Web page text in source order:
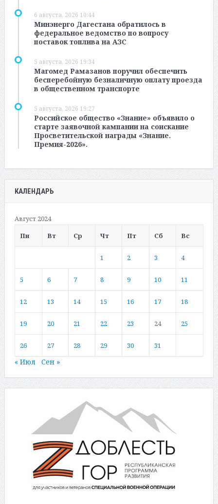
6 августа, 2026 10:44
Минэнерго Дагестана обратилось в
федеральное ведомство по вопросу
поставок топлива на АЗС
5 августа, 2026 19:34
Магомед Рамазанов поручил обеспечить
бесперебойную безналичную оплату проезда
в общественном транспорте
5 августа, 2026 19:27
Российское общество «Знание» объявило о
старте заявочной кампании на соискание
Просветительской награды «Знание.
Премия-2026».
КАЛЕНДАРЬ
Август 2024
Пн
Вт Ср Чт Пт Сб Вс
1 2 3 4
5 6 7 8 9 10 11
12 13 14 15 16 17 18
19 20 21 22 23 24 25
26 27 28 29 30 31
« Июл Сен »